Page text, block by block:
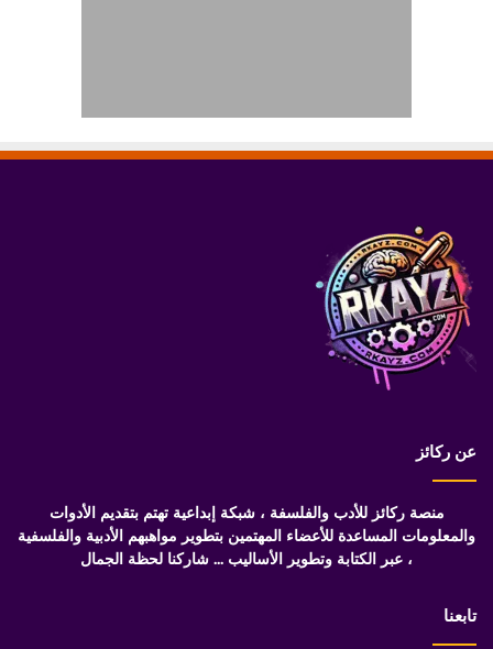
عن ركائز
منصة ركائز للأدب والفلسفة ، شبكة إبداعية تهتم بتقديم الأدوات
والمعلومات المساعدة للأعضاء المهتمين بتطوير مواهبهم الأدبية والفلسفية
، عبر الكتابة وتطوير الأساليب ... شاركنا لحظة الجمال
تابعنا